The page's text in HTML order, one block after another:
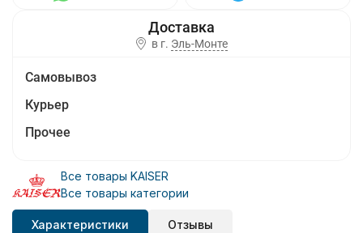
в г. Эль-Монте
Самовывоз
Курьер
Прочее
Все товары KAISER
Все товары категории
Характеристики Отзывы